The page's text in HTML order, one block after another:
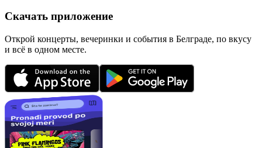
Скачать приложение
Открой концерты, вечеринки и события в Белграде, по вкусу
и всё в одном месте.